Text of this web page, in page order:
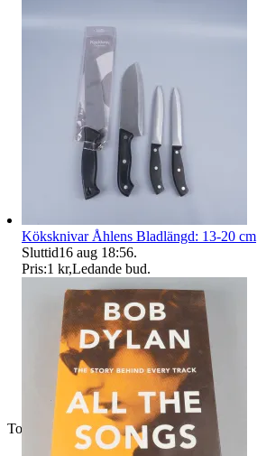
Toppsäljare
Köksknivar Åhlens Bladlängd: 13-20 cm
Sluttid16 aug 18:56.
Pris:1 kr,Ledande bud.